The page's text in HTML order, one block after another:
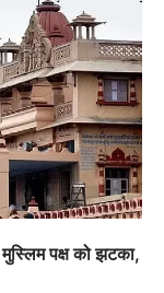
मुस्लिम पक्ष को झटका,